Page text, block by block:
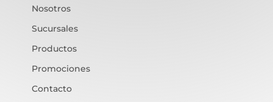
Nosotros
Sucursales
Productos
Promociones
Contacto